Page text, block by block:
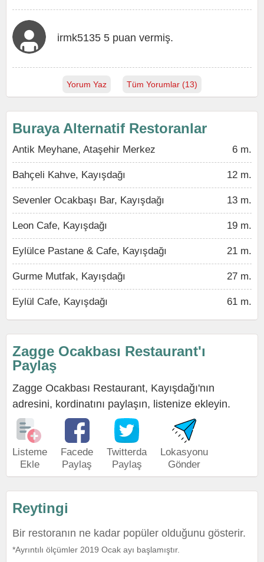
irmk5135 5 puan vermiş.
Yorum Yaz Tüm Yorumlar (13)
Buraya Alternatif Restoranlar
Antik Meyhane, Ataşehir Merkez 6 m.
Bahçeli Kahve, Kayışdağı 12 m.
Sevenler Ocakbaşı Bar, Kayışdağı 13 m.
Leon Cafe, Kayışdağı 19 m.
Eylülce Pastane & Cafe, Kayışdağı 21 m.
Gurme Mutfak, Kayışdağı 27 m.
Eylül Cafe, Kayışdağı 61 m.
Zagge Ocakbası Restaurant'ı
Paylaş
Zagge Ocakbası Restaurant, Kayışdağı'nın
adresini, kordinatını paylaşın, listenize ekleyin.
Listeme
Ekle
Facede
Paylaş
Twitterda
Paylaş
Lokasyonu
Gönder
Reytingi
Bir restoranın ne kadar popüler olduğunu gösterir.
*Ayrıntılı ölçümler 2019 Ocak ayı başlamıştır.